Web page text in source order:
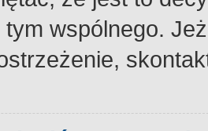
tym wspólnego.